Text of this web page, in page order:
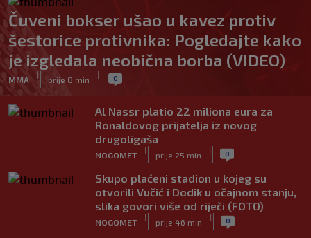
Čuveni bokser ušao u kavez protiv
šestorice protivnika: Pogledajte kako
je izgledala neobična borba (VIDEO)
MMA
|
prije 8 min
| 0
Al Nassr platio 22 miliona eura za
Ronaldovog prijatelja iz novog
drugoligaša
NOGOMET
|
prije 25 min
| 0
Skupo plaćeni stadion u kojeg su
otvorili Vučić i Dodik u očajnom stanju,
slika govori više od riječi (FOTO)
NOGOMET
|
prije 46 min
| 0